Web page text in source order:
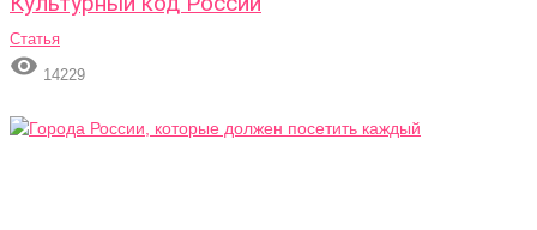
Статья
 14229